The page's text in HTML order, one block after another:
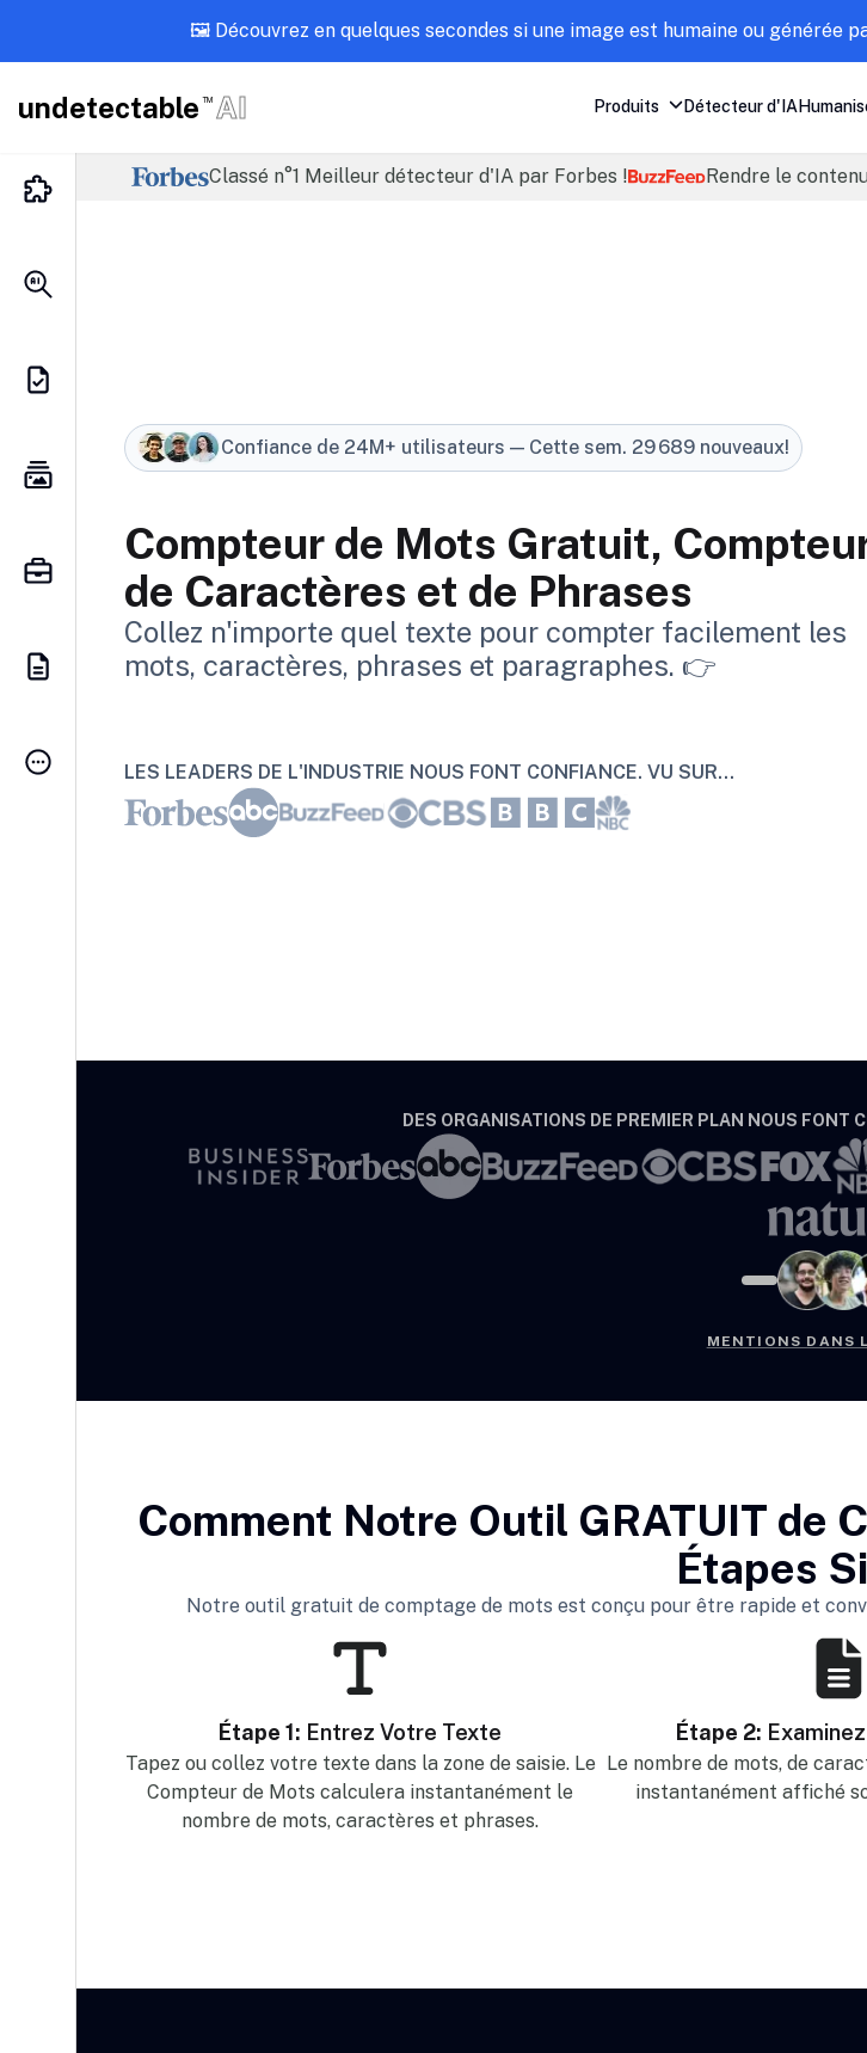
🖼️ Découvrez en quelques secondes si une image est humaine ou générée
undetectable TM AI Produits Détecteur d'IA
Classé n°1 Meilleur détecteur d'IA par Forbes ! Rendre le
Confiance de 24M+ utilisateurs — Cette sem. 29 689 nouveaux!
Compteur de Mots Gratuit,
de Caractères et de Phrases
Collez n'importe quel texte pour compter facilement les
mots, caractères, phrases et paragraphes. 👉
LES LEADERS DE L'INDUSTRIE NOUS FONT CONFIANCE. VU SUR...
DES ORGANISATIONS DE PREMIER PLAN NOUS FONT
MENTIONS DANS
Comment Notre Outil GRATUIT de
Étapes
Notre outil gratuit de comptage de mots est conçu pour être rapide et
Étape 1: Entrez Votre Texte
Tapez ou collez votre texte dans la zone de saisie. Le
Compteur de Mots calculera instantanément le
nombre de mots, caractères et phrases.
Étape 2:
Le nombre de mots, de
instantanément affiché